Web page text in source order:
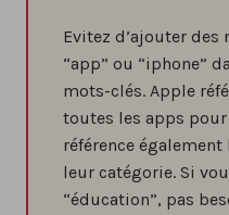
Evitez d’ajouter
“app” ou “iphone”
mots-clés. Apple
toutes les apps
référence
leur catégorie. Si
“éducation”, pas